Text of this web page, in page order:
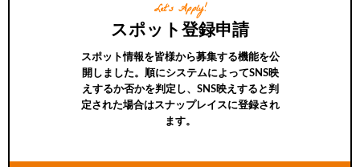
Let’s Apply!
スポット登録申請
スポット情報を皆様から募集する機能を公
開しました。順にシステムによってSNS映
えするか否かを判定し、SNS映えすると判
定された場合はスナップレイスに登録され
ます。